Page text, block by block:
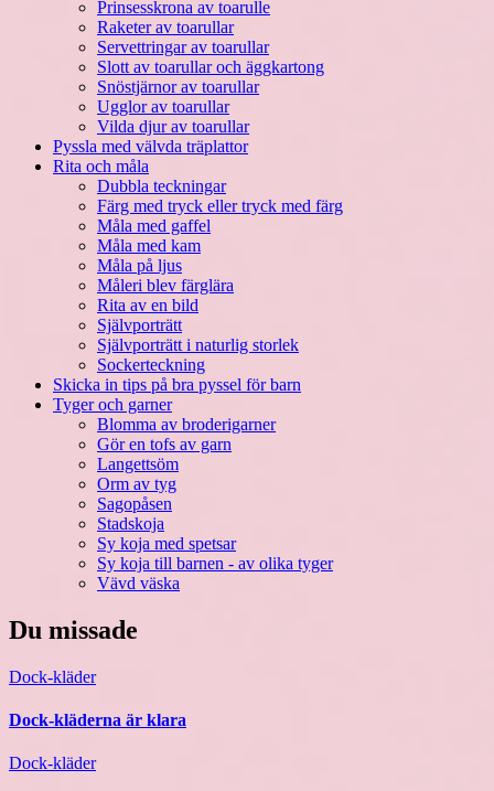
Prinsesskrona av toarulle
Raketer av toarullar
Servettringar av toarullar
Slott av toarullar och äggkartong
Snöstjärnor av toarullar
Ugglor av toarullar
Vilda djur av toarullar
Pyssla med välvda träplattor
Rita och måla
Dubbla teckningar
Färg med tryck eller tryck med färg
Måla med gaffel
Måla med kam
Måla på ljus
Måleri blev färglära
Rita av en bild
Självporträtt
Självporträtt i naturlig storlek
Sockerteckning
Skicka in tips på bra pyssel för barn
Tyger och garner
Blomma av broderigarner
Gör en tofs av garn
Langettsöm
Orm av tyg
Sagopåsen
Stadskoja
Sy koja med spetsar
Sy koja till barnen - av olika tyger
Vävd väska
Du missade
Dock-kläder
Dock-kläderna är klara
Dock-kläder